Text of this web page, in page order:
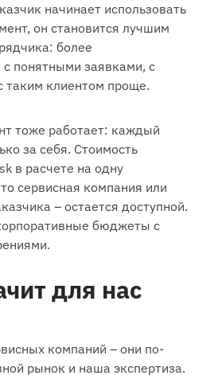
начинает использовать
он становится лучшим
более
понятными заявками, с
таким клиентом проще.
тоже работает: каждый
за себя. Стоимость
в расчете на одну
сервисная компания или
– остается доступной.
бюджеты с
для нас
компаний – они по-
рынок и наша экспертиза.